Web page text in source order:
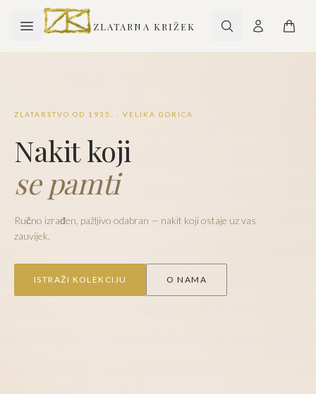
ZLATARNA KRIŽEK
ZLATARSTVO OD 1935. · VELIKA GORICA
Nakit koji
se pamti
Ručno izrađen, pažljivo odabran — nakit koji ostaje uz vas
zauvijek.
ISTRAŽI KOLEKCIJU O NAMA